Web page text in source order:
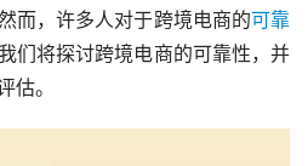
而，许多人对于跨境电商的可靠
们将探讨跨境电商的可靠性，并
估。